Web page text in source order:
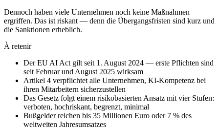
Dennoch haben viele Unternehmen noch keine Maßnahmen
ergriffen. Das ist riskant — denn die Übergangsfristen sind kurz und
die Sanktionen erheblich.
À retenir
Der EU AI Act gilt seit 1. August 2024 — erste Pflichten sind
seit Februar und August 2025 wirksam
Artikel 4 verpflichtet alle Unternehmen, KI-Kompetenz bei
ihren Mitarbeitern sicherzustellen
Das Gesetz folgt einem risikobasierten Ansatz mit vier Stufen:
verboten, hochriskant, begrenzt, minimal
Bußgelder reichen bis 35 Millionen Euro oder 7 % des
weltweiten Jahresumsatzes